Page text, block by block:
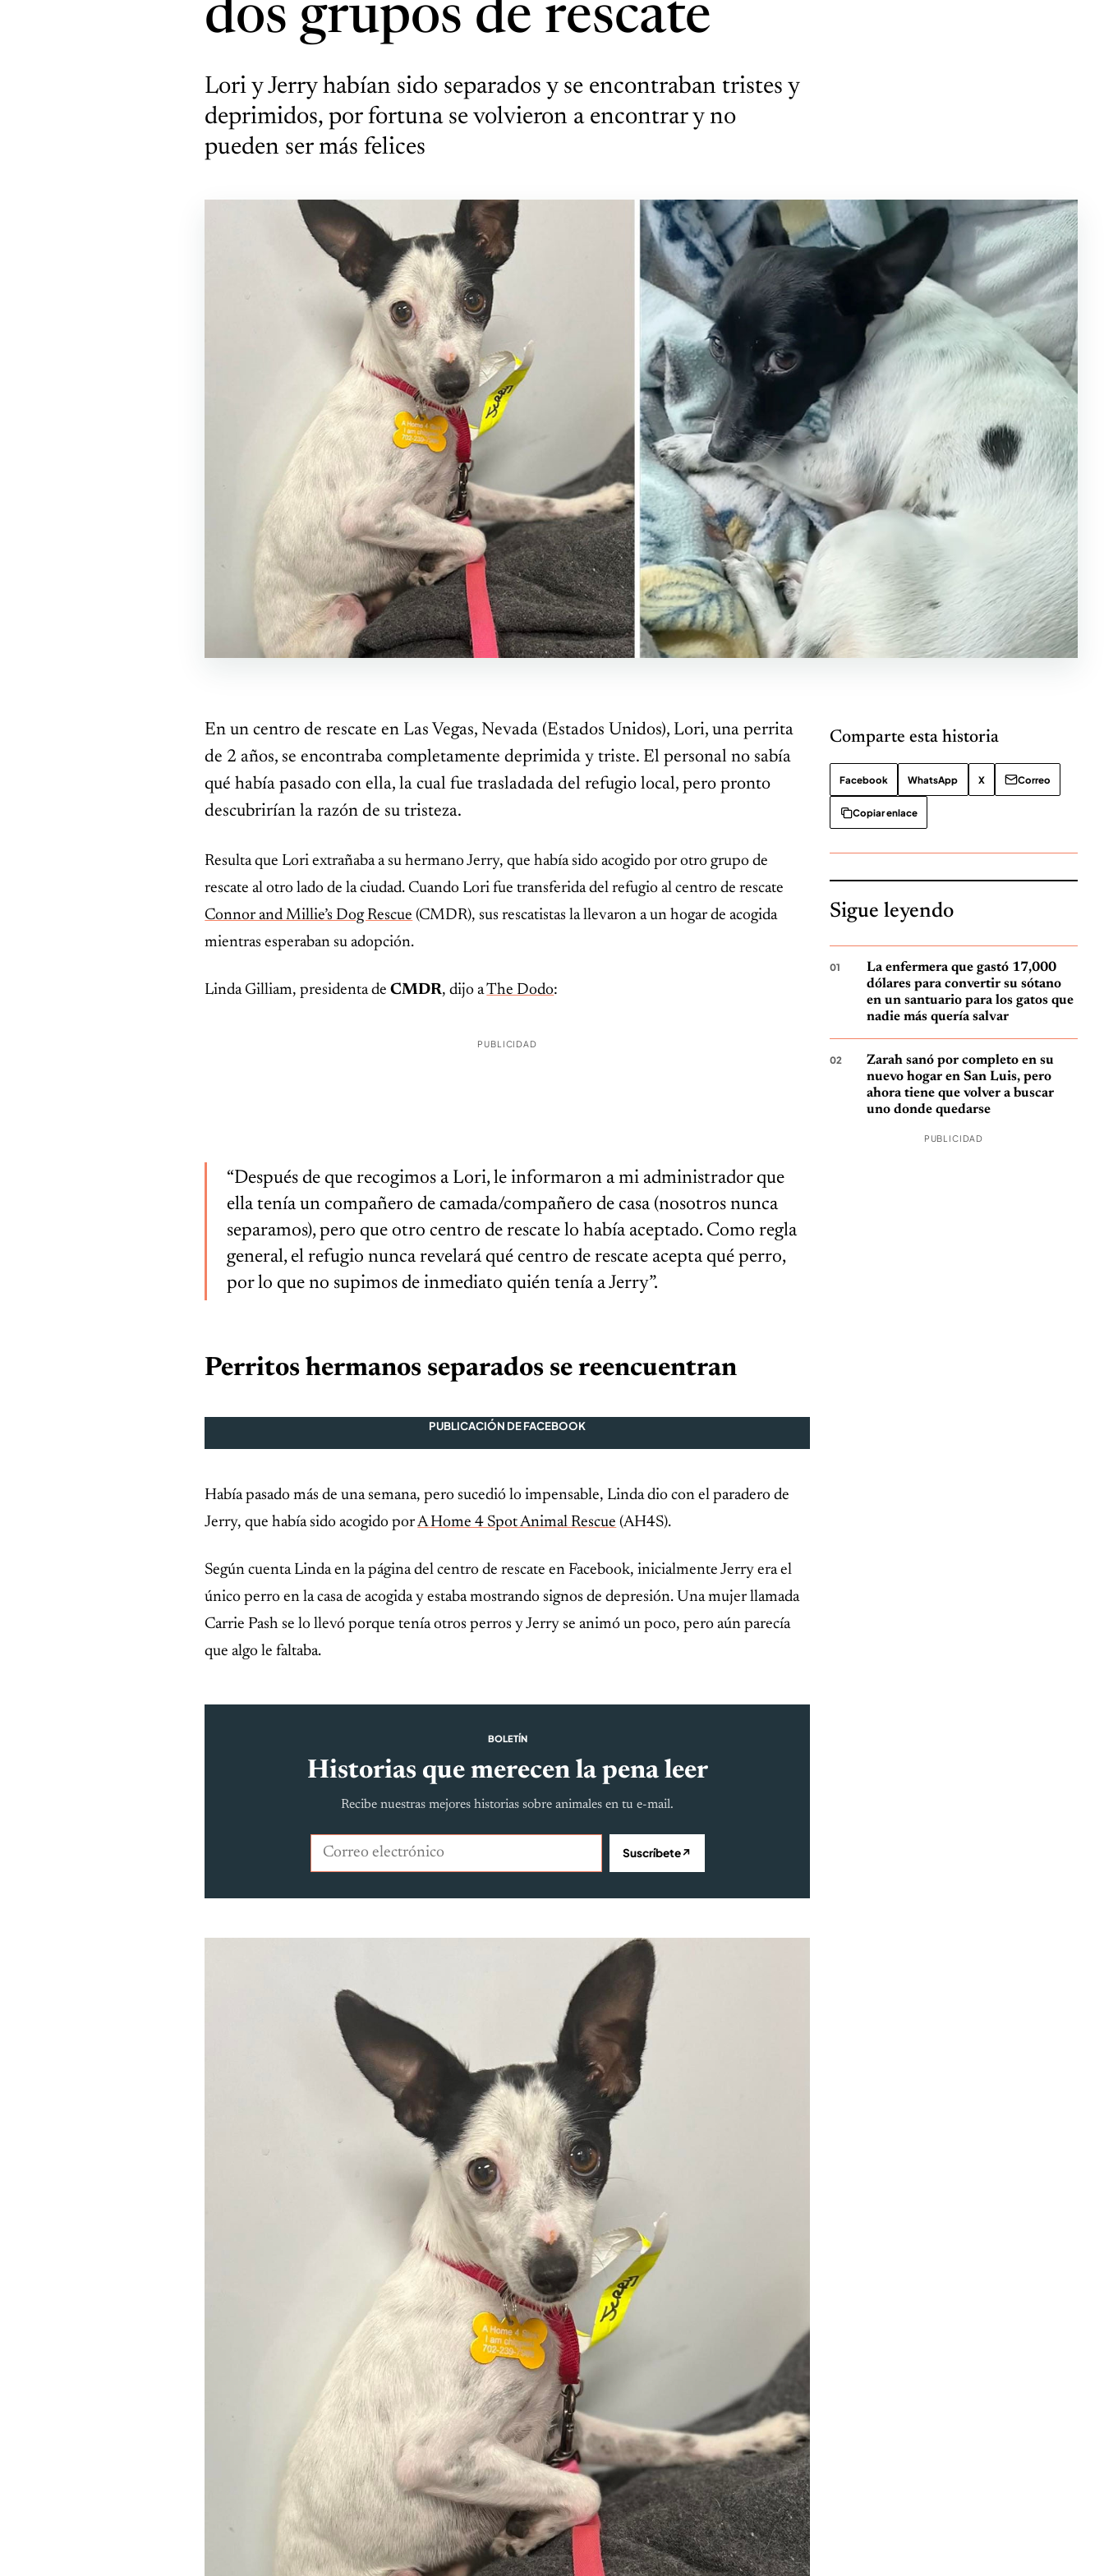
dos grupos de rescate
Lori y Jerry habían sido separados y se encontraban tristes y
deprimidos, por fortuna se volvieron a encontrar y no
pueden ser más felices
En un centro de rescate en Las Vegas, Nevada (Estados Unidos), Lori, una perrita
de 2 años, se encontraba completamente deprimida y triste. El personal no sabía
qué había pasado con ella, la cual fue trasladada del refugio local, pero pronto
descubrirían la razón de su tristeza.
Resulta que Lori extrañaba a su hermano Jerry, que había sido acogido por otro grupo de
rescate al otro lado de la ciudad. Cuando Lori fue transferida del refugio al centro de rescate
Connor and Millie’s Dog Rescue (CMDR), sus rescatistas la llevaron a un hogar de acogida
mientras esperaban su adopción.
Linda Gilliam, presidenta deCMDR, dijo aThe Dodo:
PUBLICIDAD
“Después de que recogimos a Lori, le informaron a mi administrador que
ella tenía un compañero de camada/compañero de casa (nosotros nunca
separamos), pero que otro centro de rescate lo había aceptado. Como regla
general, el refugio nunca revelará qué centro de rescate acepta qué perro,
por lo que no supimos de inmediato quién tenía a Jerry”.
Perritos hermanos separados se reencuentran
PUBLICACIÓN DE FACEBOOK
Había pasado más de una semana, pero sucedió lo impensable, Linda dio con el paradero de
Jerry, que había sido acogido porA Home 4 Spot Animal Rescue (AH4S).
Según cuenta Linda en la página del centro de rescate en Facebook, inicialmente Jerry era el
único perro en la casa de acogida y estaba mostrando signos de depresión. Una mujer llamada
Carrie Pash se lo llevó porque tenía otros perros y Jerry se animó un poco, pero aún parecía
que algo le faltaba.
BOLETÍN
Historias que merecen la pena leer
Recibe nuestras mejores historias sobre animales en tu e-mail.
Correo electrónico Suscríbete↗
Comparte esta historia
Facebook WhatsApp X Correo
Copiar enlace
Sigue leyendo
La enfermera que gastó 17,000
dólares para convertir su sótano
en un santuario para los gatos que
nadie más quería salvar
Zarah sanó por completo en su
nuevo hogar en San Luis, pero
ahora tiene que volver a buscar
uno donde quedarse
PUBLICIDAD